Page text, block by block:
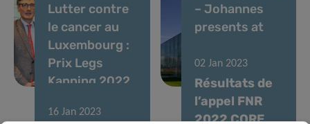
Lutter contre
le cancer au
Luxembourg :
Prix Legs
Kanning 2022
– Johannes
presents at
Institute in
Glasgow
16 Jan 2023
02 Jan 2023
Résultats de
l’appel FNR
2022 CORE